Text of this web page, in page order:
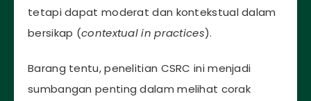
tetapi dapat moderat dan kontekstual dalam
bersikap (contextual in practices).
Barang tentu, penelitian CSRC ini menjadi
sumbangan penting dalam melihat corak